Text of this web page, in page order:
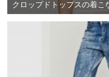
クロップドトップスの着こ